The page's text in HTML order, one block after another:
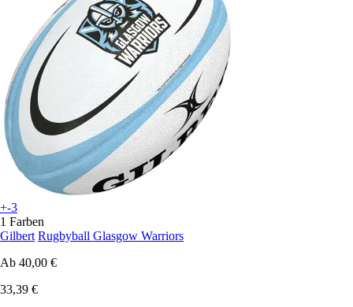
+-3
1 Farben
Gilbert Rugbyball Glasgow Warriors
Ab 40,00 €
33,39 €